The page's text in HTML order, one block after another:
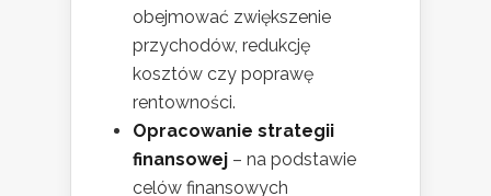
obejmować zwiększenie
przychodów, redukcję
kosztów czy poprawę
rentowności.
Opracowanie strategii
finansowej – na podstawie
celów finansowych